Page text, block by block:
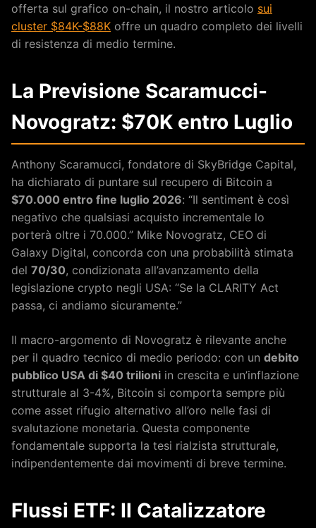
offerta sul grafico on-chain, il nostro articolo sui
cluster $84K-$88K offre un quadro completo dei livelli
di resistenza di medio termine.
La Previsione Scaramucci-
Novogratz: $70K entro Luglio
Anthony Scaramucci, fondatore di SkyBridge Capital,
ha dichiarato di puntare sul recupero di Bitcoin a
$70.000 entro fine luglio 2026: “Il sentiment è così
negativo che qualsiasi acquisto incrementale lo
porterà oltre i 70.000.” Mike Novogratz, CEO di
Galaxy Digital, concorda con una probabilità stimata
del 70/30, condizionata all’avanzamento della
legislazione crypto negli USA: “Se la CLARITY Act
passa, ci andiamo sicuramente.”
Il macro-argomento di Novogratz è rilevante anche
per il quadro tecnico di medio periodo: con un debito
pubblico USA di $40 trilioni in crescita e un’inflazione
strutturale al 3-4%, Bitcoin si comporta sempre più
come asset rifugio alternativo all’oro nelle fasi di
svalutazione monetaria. Questa componente
fondamentale supporta la tesi rialzista strutturale,
indipendentemente dai movimenti di breve termine.
Flussi ETF: Il Catalizzatore